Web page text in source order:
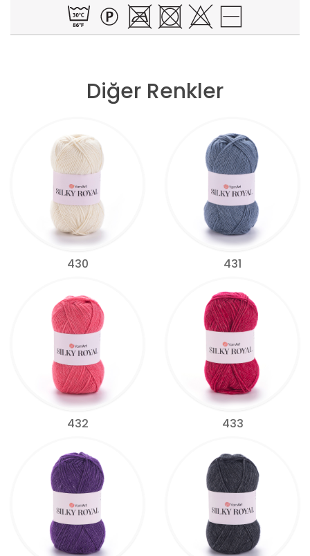
Diğer Renkler
430 431
432 433